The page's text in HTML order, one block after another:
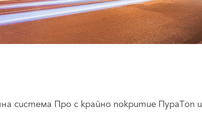
система Про с крайно покритие ПураТоп и